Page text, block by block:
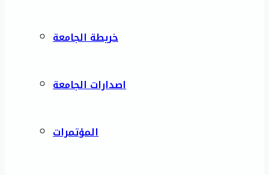
خريطة الجامعة
اصدارات الجامعة
المؤتمرات